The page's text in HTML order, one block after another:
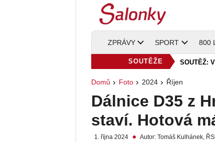
ZPRÁVY SPORT 800
SOUTĚŽE SOUTĚŽ:
Domů Foto 2024 Říjen
Dálnice D35 z
staví. Hotová
1. října 2024 Autor: Tomáš Kulhánek,